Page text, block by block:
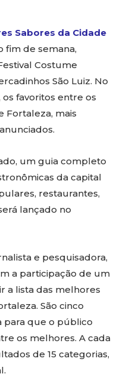
Sabores da Cidade
fim de semana,
Costume
São Luiz. No
os favoritos entre os
Fortaleza, mais
um guia completo
da capital
restaurantes,
lançado no
e pesquisadora,
a participação de um
a lista das melhores
São cinco
para que o público
os melhores. A cada
de 15 categorias,